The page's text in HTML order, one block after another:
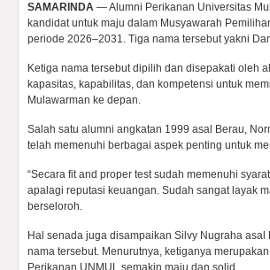
SAMARINDA — Alumni Perikanan Universitas
kandidat untuk maju dalam Musyawarah
periode 2026–2031. Tiga nama tersebut yakni
Ketiga nama tersebut dipilih dan disepakati oleh
kapasitas, kapabilitas, dan kompetensi untuk
Mulawarman ke depan.
Salah satu alumni angkatan 1999 asal Berau,
telah memenuhi berbagai aspek penting untuk
“Secara fit and proper test sudah memenuhi
apalagi reputasi keuangan. Sudah sangat layak
berseloroh.
Hal senada juga disampaikan Silvy Nugraha
nama tersebut. Menurutnya, ketiganya
Perikanan UNMUL semakin maju dan solid.